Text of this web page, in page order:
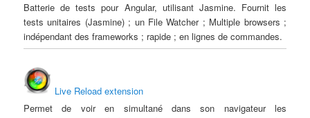
Batterie de tests pour Angular, utilisant Jasmine. Fournit les
tests unitaires (Jasmine) ; un File Watcher ; Multiple browsers ;
indépendant des frameworks ; rapide ; en lignes de commandes.
Live Reload extension
Permet de voir en simultané dans son navigateur les